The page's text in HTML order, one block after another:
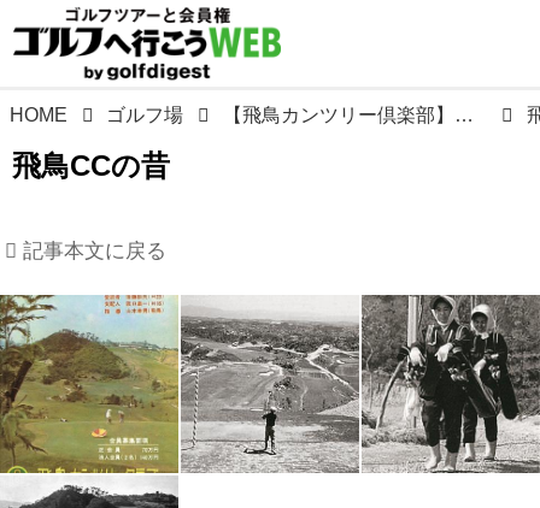
HOME ゴルフ場 【飛鳥カンツリー倶楽部】奈良の古刹、王龍寺の境内に県内2番目のコースとして誕生。設計は上田治
飛鳥CCの昔
記事本文に戻る